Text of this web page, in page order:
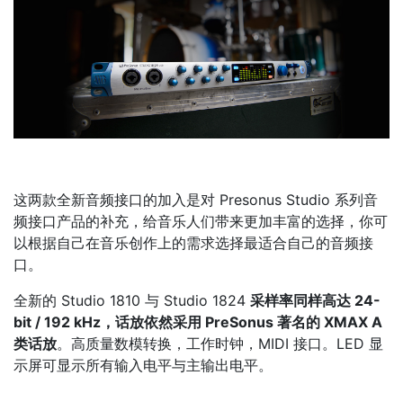
这两款全新音频接口的加入是对 Presonus Studio 系列音
频接口产品的补充，给音乐人们带来更加丰富的选择，你可
以根据自己在音乐创作上的需求选择最适合自己的音频接
口。
全新的 Studio 1810 与 Studio 1824 采样率同样高达 24-
bit / 192 kHz，话放依然采用 PreSonus 著名的 XMAX A
类话放。高质量数模转换，工作时钟，MIDI 接口。LED 显
示屏可显示所有输入电平与主输出电平。